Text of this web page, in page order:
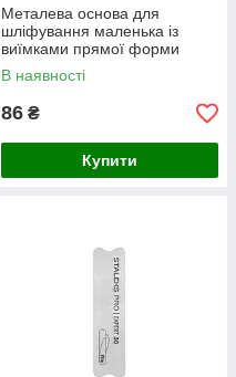
Металева основа для
шліфування маленька із
виїмками прямої форми
Enjoy Professional
В наявності
86 ₴
Купити